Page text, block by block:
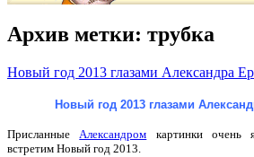
Архив метки: трубка
Новый год 2013 глазами Александра
Новый год 2013 глазами
ПрисланныеАлександром картинки очень
встретим Новый год 2013.